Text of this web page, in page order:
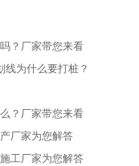
？厂家带您来看
线为什么要打桩？
？厂家带您来看
厂家为您解答
工厂家为您解答